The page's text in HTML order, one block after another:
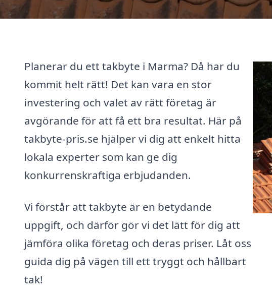
Planerar du ett takbyte i Marma? Då har du
kommit helt rätt! Det kan vara en stor
investering och valet av rätt företag är
avgörande för att få ett bra resultat. Här på
takbyte-pris.se hjälper vi dig att enkelt hitta
lokala experter som kan ge dig
konkurrenskraftiga erbjudanden.
Vi förstår att takbyte är en betydande
uppgift, och därför gör vi det lätt för dig att
jämföra olika företag och deras priser. Låt oss
guida dig på vägen till ett tryggt och hållbart
tak!